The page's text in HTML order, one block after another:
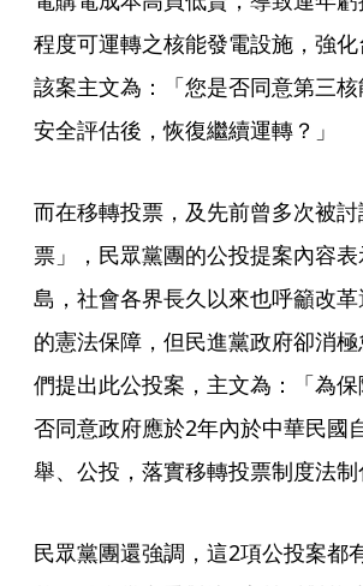
程度可運轉之核能發電設施，強
該案主文為：「您是否同意第三
安全評估後，恢復繼續運轉？」
而在移轉投票，及先前曾多次被
票」，民眾黨團的公投提案內容
島，社會各界長久以來也呼籲改
的憲法保障，但民進黨政府卻消
們提出此公投案，主文為：「為
否同意政府應於2年內於中華民國
舉、公投，落實移轉投票制度法制
民眾黨團還強調，這2項公投案都